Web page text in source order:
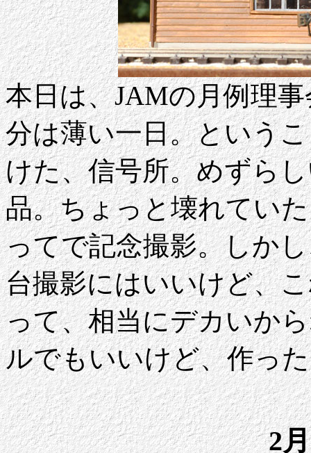
本日は、JAMの月例理
分は薄い一日。という
けた、信号所。めずら
品。ちょっと壊れてい
ってで記念撮影。しか
台撮影にはいいけど、
って、相当にデカいか
ルでもいいけど、作っ
2